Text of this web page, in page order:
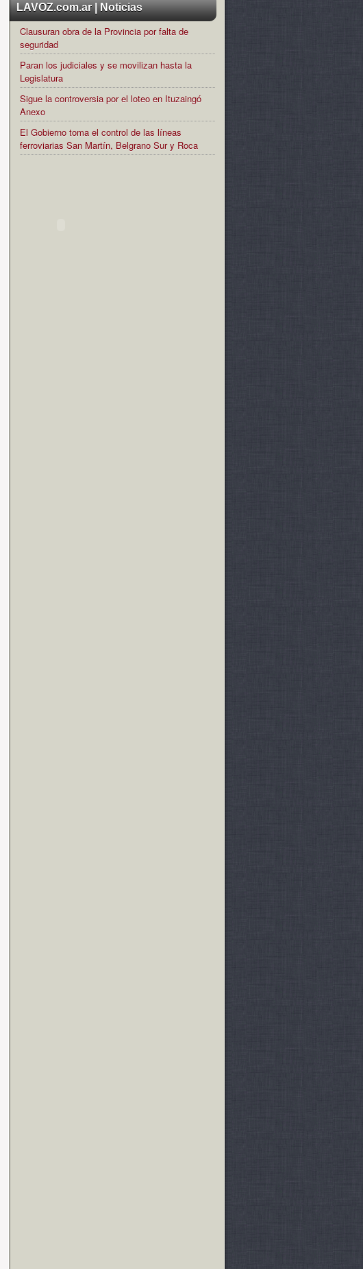
LAVOZ.com.ar | Noticias
Clausuran obra de la Provincia por falta de
seguridad
Paran los judiciales y se movilizan hasta la
Legislatura
Sigue la controversia por el loteo en Ituzaingó
Anexo
El Gobierno toma el control de las líneas
ferroviarias San Martín, Belgrano Sur y Roca